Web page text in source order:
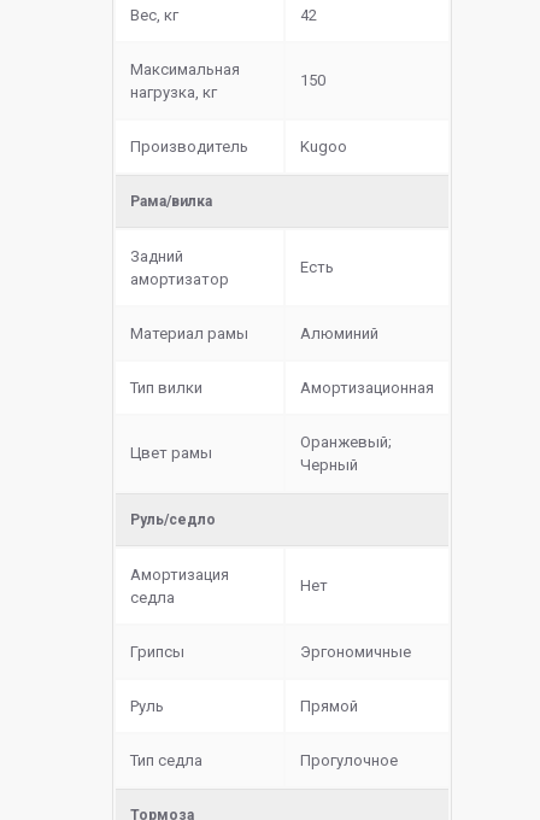
Вес, кг 42
Максимальная
нагрузка, кг
150
Производитель Kugoo
Рама/вилка
Задний
амортизатор
Есть
Материал рамы Алюминий
Тип вилки Амортизационная
Цвет рамы
Оранжевый;
Черный
Руль/седло
Амортизация
седла
Нет
Грипсы Эргономичные
Руль Прямой
Тип седла Прогулочное
Тормоза